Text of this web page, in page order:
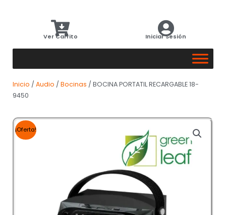
Ver Carrito Iniciar Sesión
Inicio / Audio / Bocinas / BOCINA PORTATIL RECARGABLE 18-
9450
¡Oferta!